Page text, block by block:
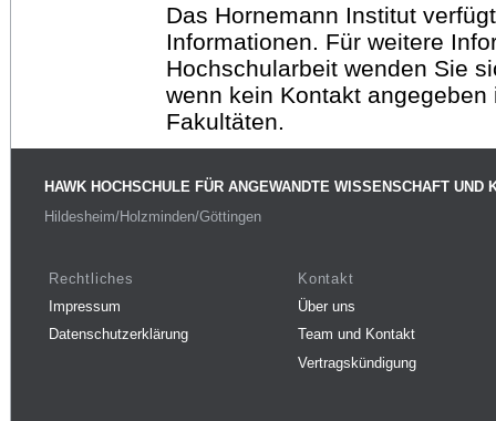
Das Hornemann Institut
Informationen. Für weitere
Hochschularbeit wenden Sie
wenn kein Kontakt
Fakultäten.
HAWK HOCHSCHULE FÜR ANGEWANDTE WISSENSCHAFT UND
Hildesheim/Holzminden/Göttingen
Rechtliches
Impressum
Datenschutzerklärung
Kontakt
Über uns
Team und Kontakt
Vertragskündigung